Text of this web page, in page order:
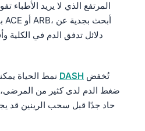
المرتفع الذي لا يريد الأطباء
دلائل تدفق الدم في الكلية
DASH
ضغط الدم لدى كثير من المرضى،
حاد جدًا قبل سحب الرينين قد